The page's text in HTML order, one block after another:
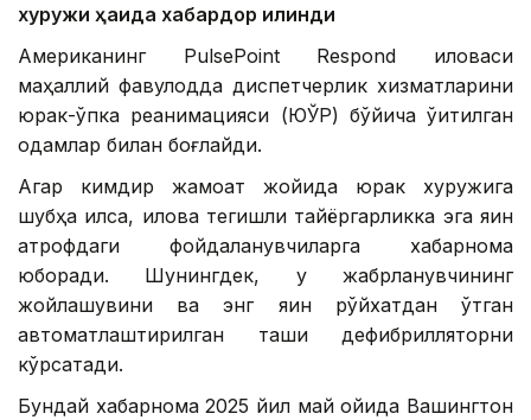
хуружи ҳақида хабардор қилинди
Американинг PulsePoint Respond иловаси
маҳаллий фавқулодда диспетчерлик хизматларини
юрак-ўпка реанимацияси (ЮЎР) бўйича ўқитилган
одамлар билан боғлайди.
Агар кимдир жамоат жойида юрак хуружига
шубҳа қилса, илова тегишли тайёргарликка эга яқин
атрофдаги фойдаланувчиларга хабарнома
юборади. Шунингдек, у жабрланувчининг
жойлашувини ва энг яқин рўйхатдан ўтган
автоматлаштирилган ташқи дефибрилляторни
кўрсатади.
Бундай хабарнома 2025 йил май ойида Вашингтон